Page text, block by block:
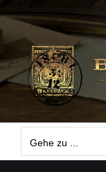
Zum
Inhalt
springen
Gehe zu ...
Gehe zu ...